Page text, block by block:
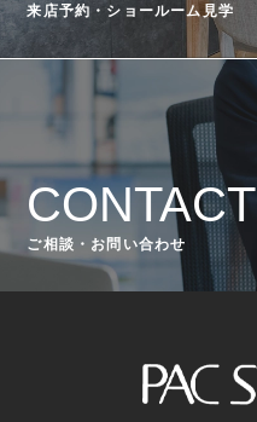
来店予約・ショールーム見学
CONTACT
ご相談・お問い合わせ